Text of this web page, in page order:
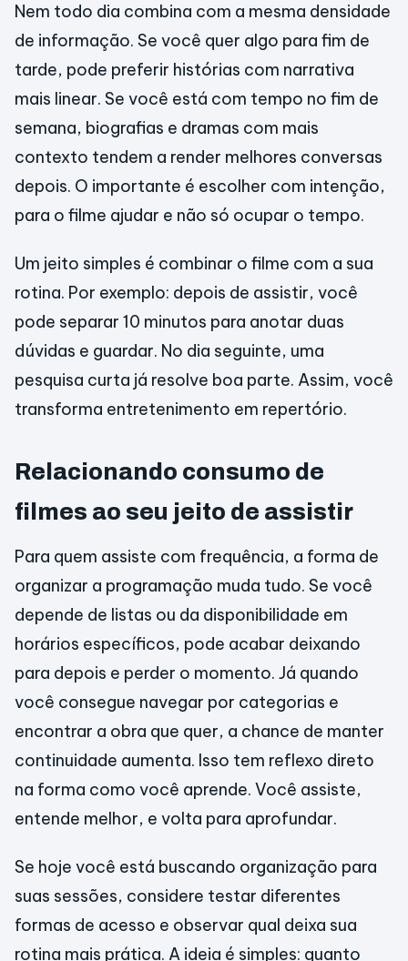
Nem todo dia combina com a mesma densidade
de informação. Se você quer algo para fim de
tarde, pode preferir histórias com narrativa
mais linear. Se você está com tempo no fim de
semana, biografias e dramas com mais
contexto tendem a render melhores conversas
depois. O importante é escolher com intenção,
para o filme ajudar e não só ocupar o tempo.
Um jeito simples é combinar o filme com a sua
rotina. Por exemplo: depois de assistir, você
pode separar 10 minutos para anotar duas
dúvidas e guardar. No dia seguinte, uma
pesquisa curta já resolve boa parte. Assim, você
transforma entretenimento em repertório.
Relacionando consumo de
filmes ao seu jeito de assistir
Para quem assiste com frequência, a forma de
organizar a programação muda tudo. Se você
depende de listas ou da disponibilidade em
horários específicos, pode acabar deixando
para depois e perder o momento. Já quando
você consegue navegar por categorias e
encontrar a obra que quer, a chance de manter
continuidade aumenta. Isso tem reflexo direto
na forma como você aprende. Você assiste,
entende melhor, e volta para aprofundar.
Se hoje você está buscando organização para
suas sessões, considere testar diferentes
formas de acesso e observar qual deixa sua
rotina mais prática. A ideia é simples: quanto